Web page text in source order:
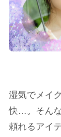
湿気でメイ
快…。そんな
頼れるアイ